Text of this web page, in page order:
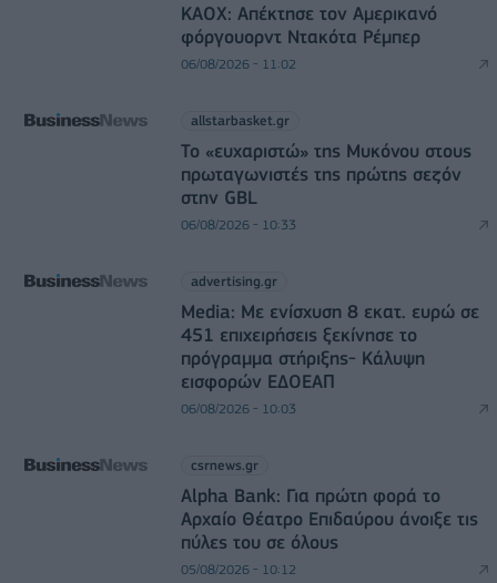
ΚΑΟΧ: Απέκτησε τον Αμερικανό
φόργουορντ Ντακότα Ρέμπερ
06/08/2026 - 11:02
allstarbasket.gr
Το «ευχαριστώ» της Μυκόνου στους
πρωταγωνιστές της πρώτης σεζόν
στην GBL
06/08/2026 - 10:33
advertising.gr
Media: Με ενίσχυση 8 εκατ. ευρώ σε
451 επιχειρήσεις ξεκίνησε το
πρόγραμμα στήριξης- Κάλυψη
εισφορών ΕΔΟΕΑΠ
06/08/2026 - 10:03
csrnews.gr
Alpha Bank: Για πρώτη φορά το
Αρχαίο Θέατρο Επιδαύρου άνοιξε τις
πύλες του σε όλους
05/08/2026 - 10:12